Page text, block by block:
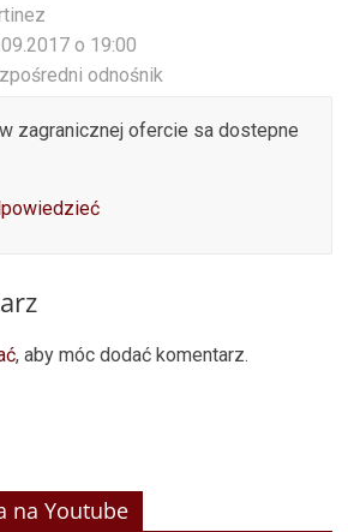
o 19:00
odnośnik
w zagranicznej ofercie sa dostepne
, aby móc dodać komentarz.
na Youtube